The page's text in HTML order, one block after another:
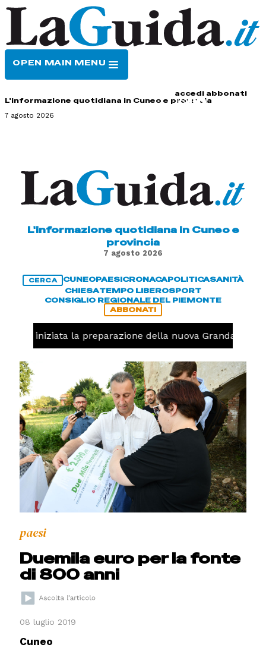
OPEN MAIN MENU
accedi abbonati
L'informazione quotidiana in Cuneo e provincia
7 agosto 2026
L'informazione quotidiana in Cuneo e
provincia
7 agosto 2026
CERCA CUNEOPAESICRONACAPOLITICASANITÀ
CHIESATEMPO LIBEROSPORT
CONSIGLIO REGIONALE DEL PIEMONTE
ABBONATI
iniziata la preparazione della nuova Granda Volley
paesi
Duemila euro per la fonte
di 800 anni
08 luglio 2019
Cuneo